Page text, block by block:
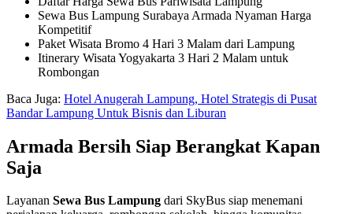
Sewa Bus Lampung Surabaya Armada Nyaman Harga
Kompetitif
Paket Wisata Bromo 4 Hari 3 Malam dari Lampung
Itinerary Wisata Yogyakarta 3 Hari 2 Malam untuk
Rombongan
Baca Juga: Hotel Anugerah Lampung, Hotel Strategis di Pusat
Bandar Lampung Untuk Bisnis dan Liburan
Armada Bersih Siap Berangkat Kapan
Saja
Layanan Sewa Bus Lampung dari SkyBus siap menemani